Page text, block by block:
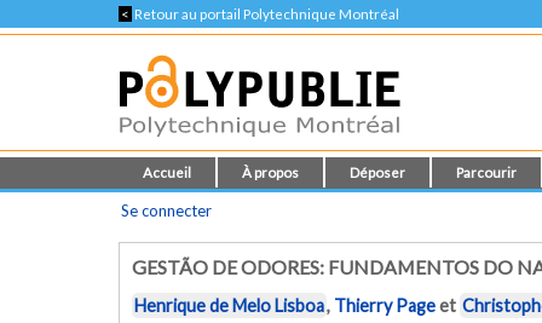
< Retour au portail Polytechnique Montréal
Accueil À propos Déposer Parcourir
Se connecter
GESTÃO DE ODORES: FUNDAMENTOS DO
Henrique de Melo Lisboa, Thierry Pageet